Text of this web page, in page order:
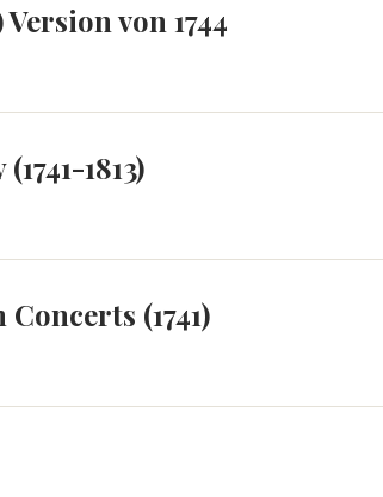
von 1744
1813)
(1741)